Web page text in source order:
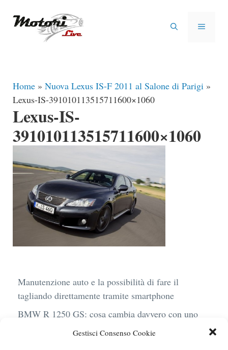
Gestisci Consenso Cookie
MENU
Home » Nuova Lexus IS-F 2011 al Salone di Parigi »
Lexus-IS-391010113515711600×1060
Lexus-IS-
391010113515711600×1060
Manutenzione auto e la possibilità di fare il
tagliando direttamente tramite smartphone
BMW R 1250 GS: cosa cambia davvero con uno
scarico aftermarket omologato